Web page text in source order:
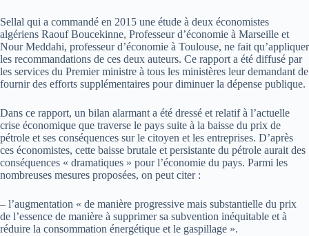
Sellal qui a commandé en 2015 une étude à deux économistes
algériens Raouf Boucekinne, Professeur d’économie à Marseille et
Nour Meddahi, professeur d’économie à Toulouse, ne fait qu’appliquer
les recommandations de ces deux auteurs. Ce rapport a été diffusé par
les services du Premier ministre à tous les ministères leur demandant de
fournir des efforts supplémentaires pour diminuer la dépense publique.
Dans ce rapport, un bilan alarmant a été dressé et relatif à l’actuelle
crise économique que traverse le pays suite à la baisse du prix de
pétrole et ses conséquences sur le citoyen et les entreprises. D’après
ces économistes, cette baisse brutale et persistante du pétrole aurait des
conséquences « dramatiques » pour l’économie du pays. Parmi les
nombreuses mesures proposées, on peut citer :
– l’augmentation « de manière progressive mais substantielle du prix
de l’essence de manière à supprimer sa subvention inéquitable et à
réduire la consommation énergétique et le gaspillage ».